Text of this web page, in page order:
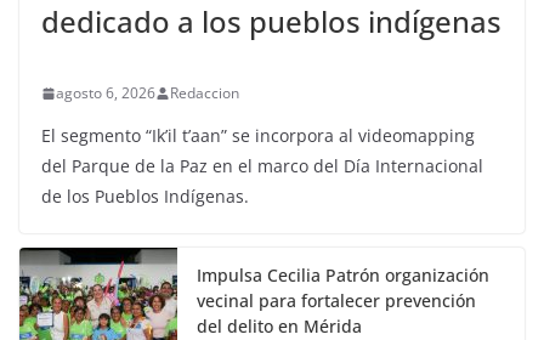
dedicado a los pueblos indígenas
agosto 6, 2026 Redaccion
El segmento “Ik’il t’aan” se incorpora al videomapping
del Parque de la Paz en el marco del Día Internacional
de los Pueblos Indígenas.
Impulsa Cecilia Patrón organización
vecinal para fortalecer prevención
del delito en Mérida